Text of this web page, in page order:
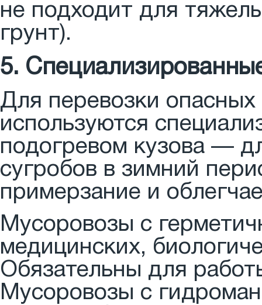
не подходит для
грунт).
5.
Для перевозки
используются
подогревом кузова —
сугробов в зимний
примерзание и
Мусоровозы с
медицинских,
Обязательны для
Мусоровозы с